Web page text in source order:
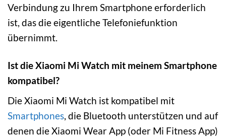
Verbindung zu Ihrem Smartphone erforderlich
ist, das die eigentliche Telefoniefunktion
übernimmt.
Ist die Xiaomi Mi Watch mit meinem Smartphone
kompatibel?
Die Xiaomi Mi Watch ist kompatibel mit
Smartphones, die Bluetooth unterstützen und auf
denen die Xiaomi Wear App (oder Mi Fitness App)